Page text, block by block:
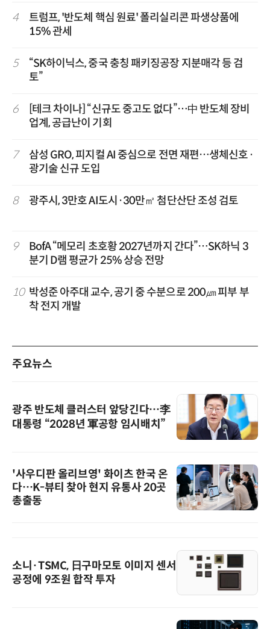
4
트럼프, '반도체 핵심 원료' 폴리실리콘 파생상품에
15% 관세
5
“SK하이닉스, 중국 충칭 패키징공장 지분매각 등 검
토”
6
[테크 차이나] “신규도 중고도 없다”…中 반도체 장비
업계, 공급난이 기회
7
삼성 GRO, 피지컬 AI 중심으로 전면 재편…생체신호·
광기술 신규 도입
8 광주시, 3만호 AI도시·30만㎡ 첨단산단 조성 검토
9
BofA “메모리 초호황 2027년까지 간다”…SK하닉 3
분기 D램 평균가 25% 상승 전망
10 박성준 아주대 교수, 공기 중 수분으로 200㎛ 피부 부
착 전지 개발
주요뉴스
광주 반도체 클러스터 앞당긴다…李
대통령 “2028년 軍공항 임시배치”
'사우디판 올리브영' 화이츠 한국 온
다…K-뷰티 찾아 현지 유통사 20곳
총출동
소니·TSMC, 日구마모토 이미지 센서
공정에 9조원 합작 투자